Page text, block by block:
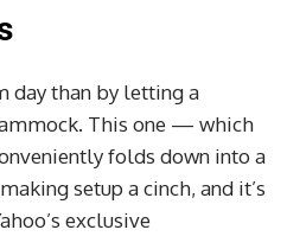
day than by letting a
This one — which
folds down into a
setup a cinch, and it’s
exclusive